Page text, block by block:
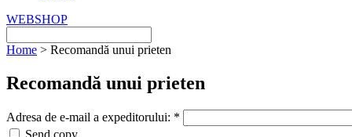
WEBSHOP
Home > Recomandă unui prieten
Recomandă unui prieten
Adresa de e-mail a expeditorului: *
Send copy